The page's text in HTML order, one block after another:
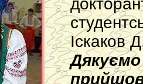
Іскаков